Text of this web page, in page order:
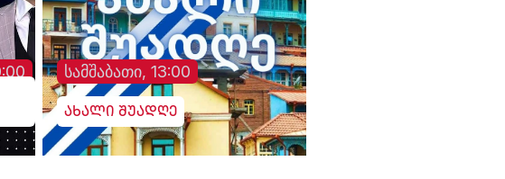
სამშაბათი, 13:00
ახალი შუადღე